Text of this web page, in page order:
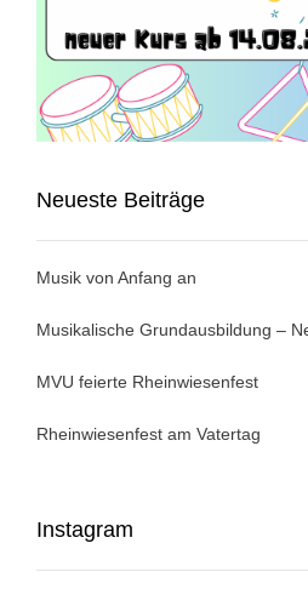
Neueste Beiträge
Musik von Anfang an
Musikalische Grundausbildung –
MVU feierte Rheinwiesenfest
Rheinwiesenfest am Vatertag
Instagram